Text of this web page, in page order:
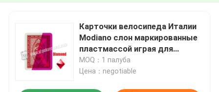
Карточки велосипеда Италии
Modiano слон маркированные
пластмассой играя для
приватного казино
MOQ：1 палуба
Цена：negotiable